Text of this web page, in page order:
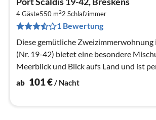
4 Gäste550 m22 Schlafzimmer
1 Bewertung
Diese gemütliche Zweizimmerwohnung
(Nr. 19-42) bietet eine besondere
Meerblick und Blick aufs Land und ist
entspannten Urlaub an der ...
ab 101€ / Nacht